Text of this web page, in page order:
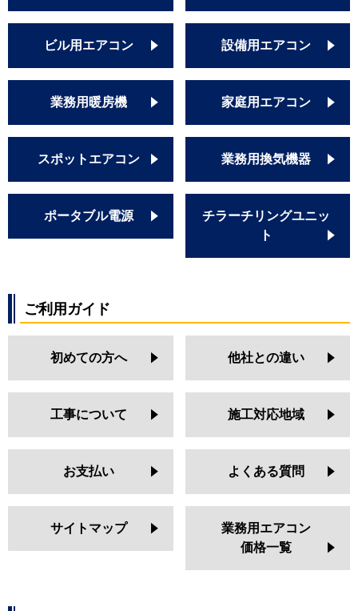
ビル用エアコン 設備用エアコン
業務用暖房機 家庭用エアコン
スポットエアコン 業務用換気機器
ポータブル電源
チラーチリングユニッ
ト
ご利用ガイド
初めての方へ 他社との違い
工事について 施工対応地域
お支払い よくある質問
サイトマップ
業務用エアコン
価格一覧